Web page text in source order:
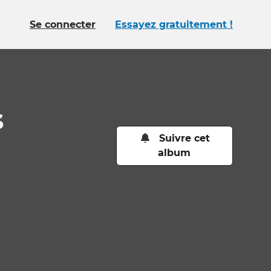
Se connecter Essayez gratuitement !
Suivre cet
album